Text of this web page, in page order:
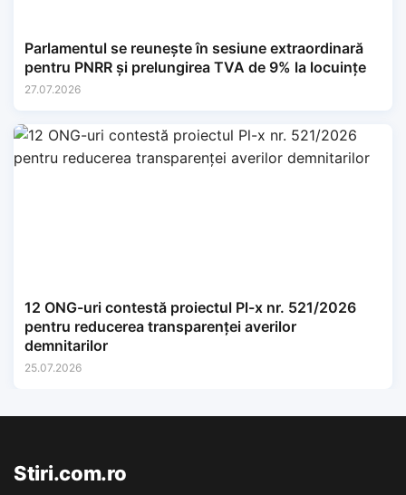
Parlamentul se reunește în sesiune extraordinară
pentru PNRR și prelungirea TVA de 9% la locuințe
27.07.2026
12 ONG-uri contestă proiectul Pl-x nr. 521/2026
pentru reducerea transparenței averilor
demnitarilor
25.07.2026
Stiri.com.ro